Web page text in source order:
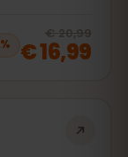
%
€ 20,99
€ 16,99